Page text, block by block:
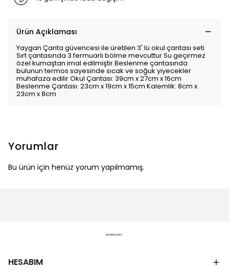
Ürün Açıklaması
Yaygan Çanta güvencesi ile üretilen 3' lü okul çantası seti
Sırt çantasında 3 fermuarlı bölme mevcuttur Su geçirmez
özel kumaştan imal edilmiştir Beslenme çantasında
bulunun termos sayesinde sıcak ve soğuk yiyecekler
muhafaza edilir Okul Çantası: 39cm x 27cm x 16cm
Beslenme Çantası: 23cm x 19cm x 15cm Kalemlik: 8cm x
23cm x 8cm
Yorumlar
Bu ürün için henüz yorum yapılmamış.
HESABIM